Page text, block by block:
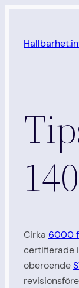
innehåll
Cirka 6000
certifierade
oberoende